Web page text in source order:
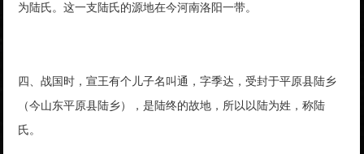
为陆氏。这一支陆氏的源地在今河南洛阳一带。
四、战国时，宣王有个儿子名叫通，字季达，受封于平原县陆乡
（今山东平原县陆乡），是陆终的故地，所以以陆为姓，称陆
氏。